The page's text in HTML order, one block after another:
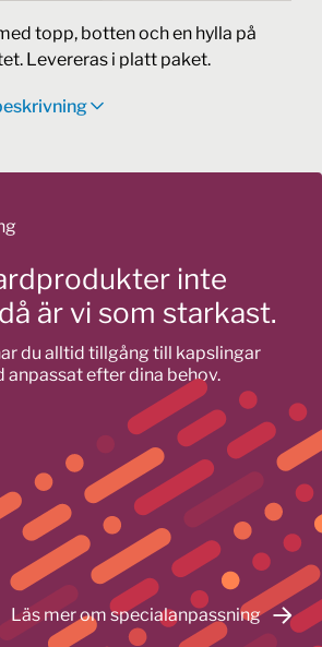
topp, botten och en hylla på
Levereras i platt paket.
inte
är vi som starkast.
du alltid tillgång till kapslingar
anpassat efter dina behov.
Läs mer om specialanpassning